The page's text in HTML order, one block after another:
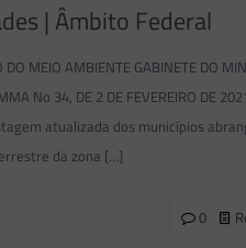
| Âmbito Federal
DO MEIO AMBIENTE GABINETE DO
No 34, DE 2 DE FEVEREIRO DE
atualizada dos municípios
da zona […]
0